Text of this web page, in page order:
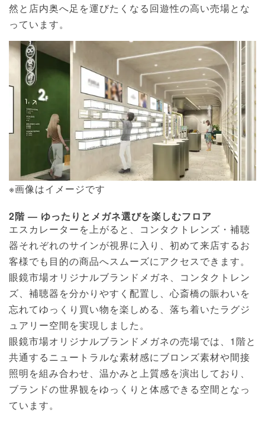
然と店内奥へ足を運びたくなる回遊性の高い売場とな
っています。
※画像はイメージです
2階 ― ゆったりとメガネ選びを楽しむフロア
エスカレーターを上がると、コンタクトレンズ・補聴
器それぞれのサインが視界に入り、初めて来店するお
客様でも目的の商品へスムーズにアクセスできます。
眼鏡市場オリジナルブランドメガネ、コンタクトレン
ズ、補聴器を分かりやすく配置し、心斎橋の賑わいを
忘れてゆっくり買い物を楽しめる、落ち着いたラグジ
ュアリー空間を実現しました。
眼鏡市場オリジナルブランドメガネの売場では、1階と
共通するニュートラルな素材感にブロンズ素材や間接
照明を組み合わせ、温かみと上質感を演出しており、
ブランドの世界観をゆっくりと体感できる空間となっ
ています。